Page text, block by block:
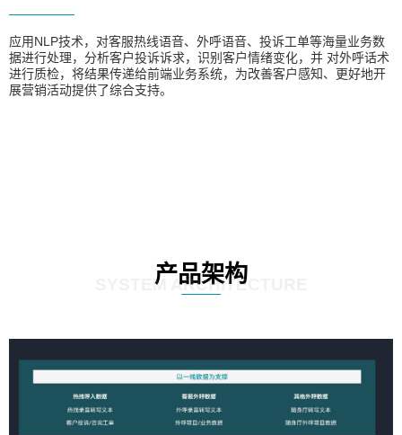
应用NLP技术，对客服热线语音、外呼语音、投诉工单等海量业务数
据进行处理，分析客户投诉诉求，识别客户情绪变化，并 对外呼话术
进行质检，将结果传递给前端业务系统，为改善客户感知、更好地开
展营销活动提供了综合支持。
产品架构
SYSTEM ARCHITECTURE